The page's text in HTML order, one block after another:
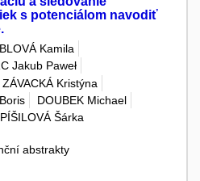
s potenciálom navodiť
Kamila
Jakub Paweł
ZÁVACKÁ Kristýna
DOUBEK Michael
Šárka
abstrakty